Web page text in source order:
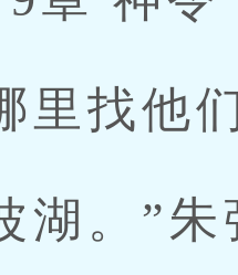
找他
。”朱